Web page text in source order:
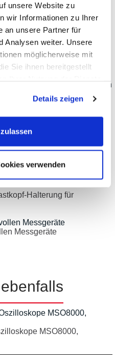
unsere Website zu
wir Informationen zu Ihrer
an unsere Partner für
Analysen weiter. Unsere
möglicherweise mit
Sie ihnen bereitgestellt
Details zeigen
verwenden
Halterung für Leiterplatten
für Leiterplatten bis
für Leiterplatten
für Leiterplatten und
Halterung für
Messgeräte
MSO8000,